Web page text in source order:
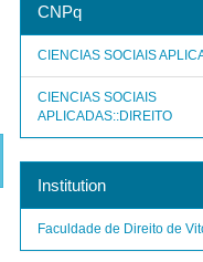
CNPq
CIENCIAS SOCIAIS
CIENCIAS SOCIAIS
APLICADAS::DIREITO
Institution
Faculdade de Direito de